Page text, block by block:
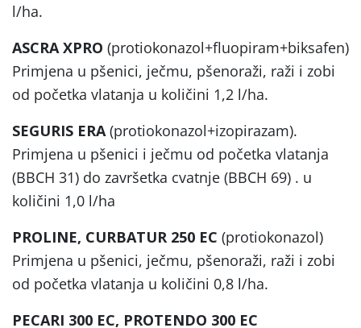
l/ha.
ASCRA XPRO (protiokonazol+fluopiram+biksafen)
Primjena u pšenici, ječmu, pšenoraži, raži i zobi
od početka vlatanja u količini 1,2 l/ha.
SEGURIS ERA (protiokonazol+izopirazam).
Primjena u pšenici i ječmu od početka vlatanja
(BBCH 31) do završetka cvatnje (BBCH 69) . u
količini 1,0 l/ha
PROLINE, CURBATUR 250 EC (protiokonazol)
Primjena u pšenici, ječmu, pšenoraži, raži i zobi
od početka vlatanja u količini 0,8 l/ha.
PECARI 300 EC, PROTENDO 300 EC